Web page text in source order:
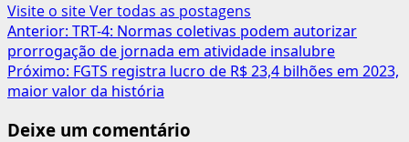
Visite o siteVer todas as postagens
Navegação
de
artigos
Anterior: TRT-4: Normas coletivas podem autorizar
prorrogação de jornada em atividade insalubre
Próximo: FGTS registra lucro de R$ 23,4 bilhões em 2023,
maior valor da história
Deixe um comentário